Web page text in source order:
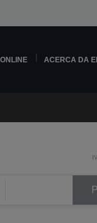
ACERCA DA